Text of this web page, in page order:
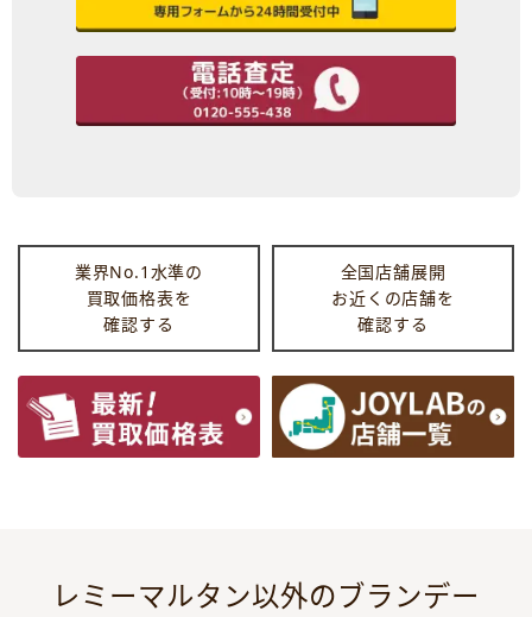
業界No.1水準の
買取価格表を
確認する
全国店舗展開
お近くの店舗を
確認する
レミーマルタン以外のブランデー